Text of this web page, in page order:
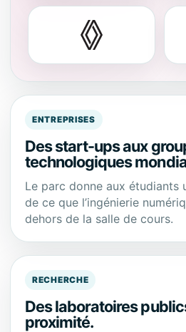
ENTREPRISES
Des start-ups aux
technologiques
Le parc donne aux étudiants
de ce que l’ingénierie
dehors de la salle de cours.
RECHERCHE
Des laboratoires
proximité.